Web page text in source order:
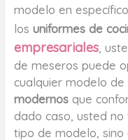
modelo en
los uniformes de
empresariales,
de meseros puede
cualquier modelo de
modernosque
dado caso, usted
tipo de modelo,